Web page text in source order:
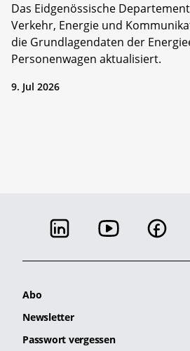
Das Eidgenössische
Verkehr, Energie und
die Grundlagendaten der
Personenwagen aktualisiert.
9. Jul 2026
Abo
Newsletter
Passwort vergessen